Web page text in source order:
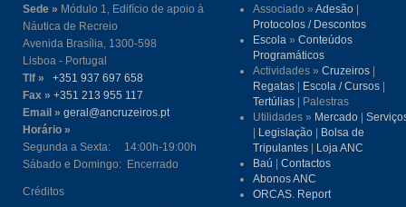
Sede » Módulo 1, Edifício de apoio à
Náutica de Recreio
Avenida Brasília, 1300-598
Lisboa - Portugal
Tlf »
+351 937 697 658
Fax » +351 213 955 117
Email » geral@ancruzeiros.pt
Horário »
Segunda a Sexta: 14:00h-19:00h
Sábado e Domingo: Encerrado
Créditos
Associado »Adesão |
Protocolos / Descontos
Escola »Conteúdos
Programáticos
Actividades »Cruzeiros |
Regatas | Escola / Cursos |
Tertúlias | Palestras
Utilidades » Mercado |
| Legislação | Bolsa de
Tripulantes | Loja ANC
Baú |Contactos
Abonos ANC
ORCAS. Report